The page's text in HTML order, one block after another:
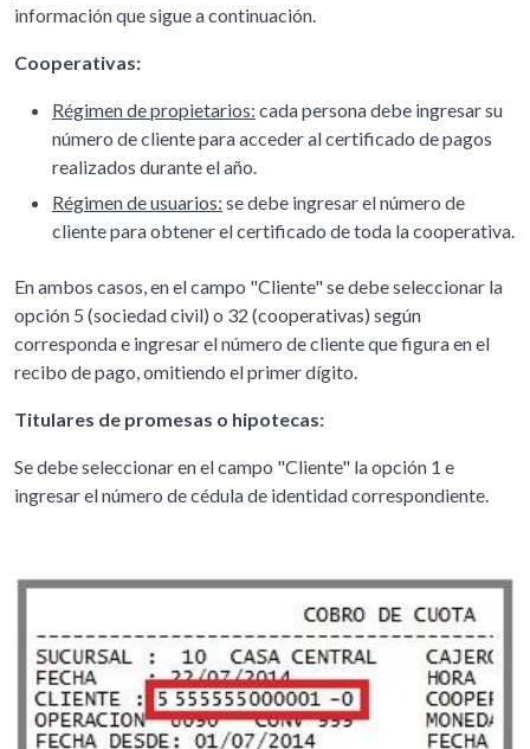
información que sigue a continuación.
Cooperativas:
Régimen de propietarios: cada persona debe ingresar su
número de cliente para acceder al certificado de pagos
realizados durante el año.
Régimen de usuarios: se debe ingresar el número de
cliente para obtener el certificado de toda la cooperativa.
En ambos casos, en el campo "Cliente" se debe seleccionar la
opción 5 (sociedad civil) o 32 (cooperativas) según
corresponda e ingresar el número de cliente que figura en el
recibo de pago, omitiendo el primer dígito.
Titulares de promesas o hipotecas:
Se debe seleccionar en el campo "Cliente" la opción 1 e
ingresar el número de cédula de identidad correspondiente.